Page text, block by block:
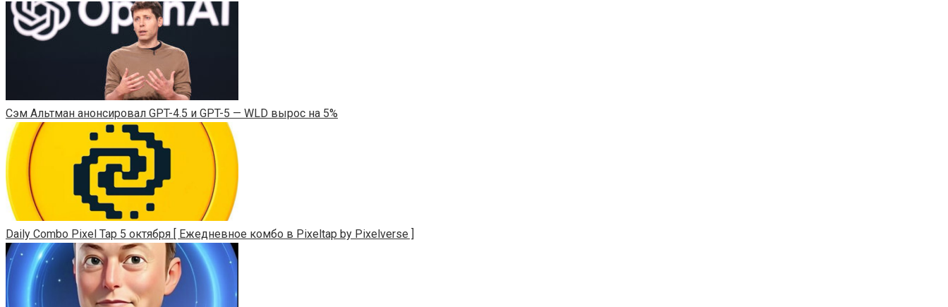
Сэм Альтман анонсировал GPT-4.5 и GPT-5 — WLD вырос на 5%
Daily Combo Pixel Tap 5 октября [ Ежедневное комбо в Pixeltap by Pixelverse ]